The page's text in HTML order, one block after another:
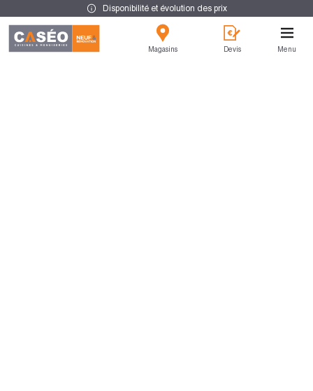
Disponibilité et évolution des prix
Magasins Devis Menu